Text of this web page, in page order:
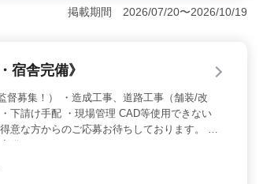
＜働きやすい環境＞ 週休2日制など、
掲載期間 2026/07/20〜2026/10/19
宿舎完備》
督募集！） ・造成工事、道路工事（舗装/改
下請け手配 ・現場管理 CAD等使用できない
意な方からのご応募お待ちしております。 ＊